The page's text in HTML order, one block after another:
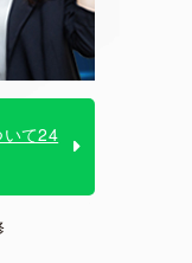
いて24